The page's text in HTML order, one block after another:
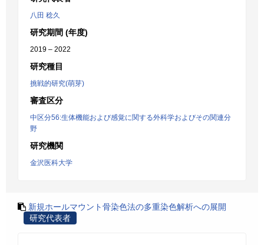
八田 稔久
研究期間 (年度)
2019 – 2022
研究種目
挑戦的研究(萌芽)
審査区分
中区分56:生体機能および感覚に関する外科学およびその関連分
野
研究機関
金沢医科大学
新規ホールマウント骨染色法の多重染色解析への展開
研究代表者